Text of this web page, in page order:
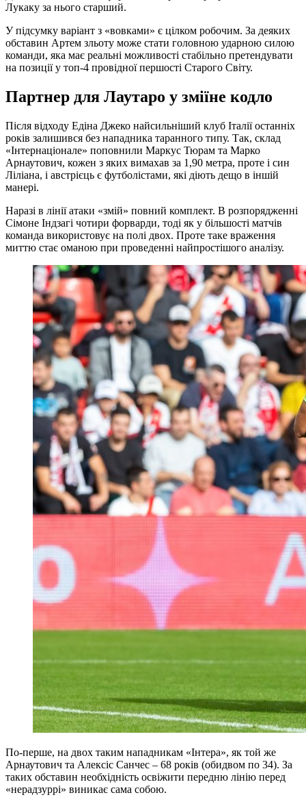
Лукаку за нього старший.
У підсумку варіант з «вовками» є цілком робочим. За деяких
обставин Артем зльоту може стати головною ударною силою
команди, яка має реальні можливості стабільно претендувати
на позиції у топ-4 провідної першості Старого Світу.
Партнер для Лаутаро у зміїне кодло
Після відходу Едіна Джеко найсильніший клуб Італії останніх
років залишився без нападника таранного типу. Так, склад
«Інтернаціонале» поповнили Маркус Тюрам та Марко
Арнаутович, кожен з яких вимахав за 1,90 метра, проте і син
Ліліана, і австрієць є футболістами, які діють дещо в іншій
манері.
Наразі в лінії атаки «змій» повний комплект. В розпорядженні
Сімоне Індзагі чотири форварди, тоді як у більшості матчів
команда використовує на полі двох. Проте таке враження
миттю стає оманою при проведенні найпростішого аналізу.
По-перше, на двох таким нападникам «Інтера», як той же
Арнаутович та Алексіс Санчес – 68 років (обидвом по 34). За
таких обставин необхідність освіжити передню лінію перед
«нерадзуррі» виникає сама собою.